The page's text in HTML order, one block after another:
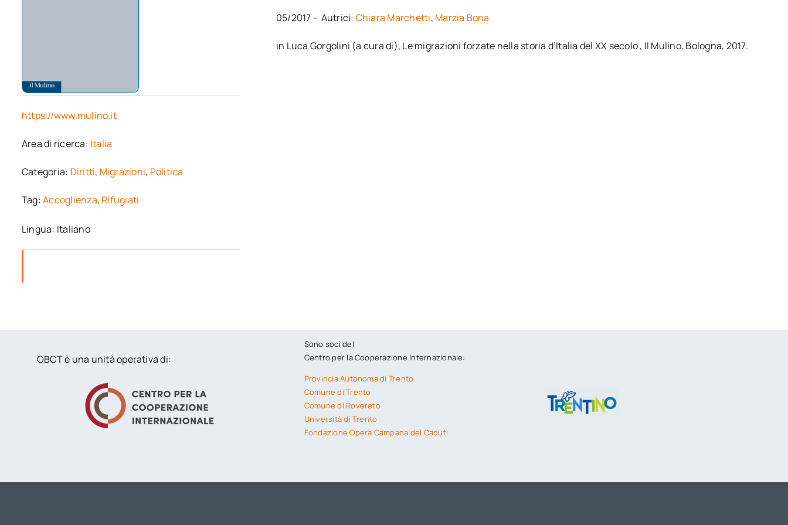
https://www.mulino.it
Area di ricerca: Italia
Categoria: Diritti, Migrazioni, Politica
Tag:Accoglienza, Rifugiati
Lingua: Italiano
05/2017 - Autrici: Chiara Marchetti, Marzia Bona
in Luca Gorgolini (a cura di), Le migrazioni forzate nella storia d’Italia del XX secolo , Il Mulino, Bologna, 2017.
OBCT è una unità operativa di:
Sono soci del
Centro per la Cooperazione Internazionale:
Provincia Autonoma di Trento
Comune di Trento
Comune di Rovereto
Università di Trento
Fondazione Opera Campana dei Caduti